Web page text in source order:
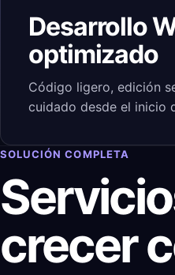
Desarrollo
optimizado
Código ligero, edición
cuidado desde el inicio
SOLUCIÓN COMPLETA
crecer